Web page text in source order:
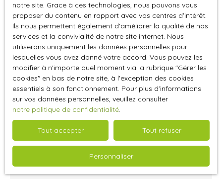
Pertinence
Trier par Créer une alerte
€ /mois HT HC
notre site. Grace à ces technologies, nous pouvons vous
proposer du contenu en rapport avec vos centres d'intérêt.
Ils nous permettent également d'améliorer la qualité de nos
services et la convivialité de notre site internet. Nous
utiliserons uniquement les données personnelles pour
lesquelles vous avez donné votre accord. Vous pouvez les
modifier à n'importe quel moment via la rubrique ″Gérer les
cookies″ en bas de notre site, à l'exception des cookies
essentiels à son fonctionnement. Pour plus d'informations
sur vos données personnelles, veuillez consulter
notre politique de confidentialité.
Tout accepter Tout refuser
Personnaliser